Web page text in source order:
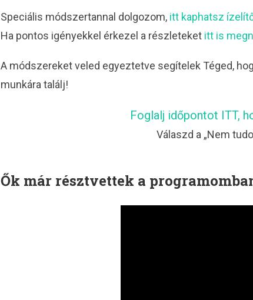
Speciális módszertannal dolgozom, itt kaphatsz
Ha pontos igényekkel érkezel a részleteket itt is
A módszereket veled egyeztetve segítelek Téged,
munkára találj!
Foglalj időpontot ITT,
Válaszd a „Nem
Ők már résztvettek a